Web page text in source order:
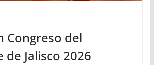
Congreso del
de Jalisco 2026